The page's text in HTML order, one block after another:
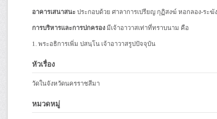
อาคารเสนาสนะ ประกอบด้วย ศาลาการเปรียญ กุฏิสงฆ์ หอกลอง-ระ
การบริหารและการปกครอง มีเจ้าอาวาสเท่าที่ทราบนาม คือ
1. พระอธิการเพิ่ม ปสนฺโน เจ้าอาวาสรูปปัจจุบัน
หัวเรื่อง
วัดในจังหวัดนครราชสีมา
หมวดหมู่